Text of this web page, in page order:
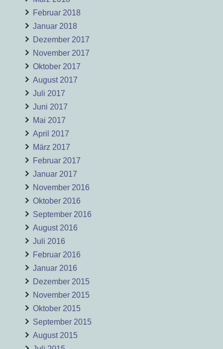
Februar 2018
Januar 2018
Dezember 2017
November 2017
Oktober 2017
August 2017
Juli 2017
Juni 2017
Mai 2017
April 2017
März 2017
Februar 2017
Januar 2017
November 2016
Oktober 2016
September 2016
August 2016
Juli 2016
Februar 2016
Januar 2016
Dezember 2015
November 2015
Oktober 2015
September 2015
August 2015